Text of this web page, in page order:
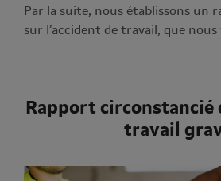
Par la suite, nous établissons un
sur l’accident de travail, que nous
Rapport circonstancié
travail